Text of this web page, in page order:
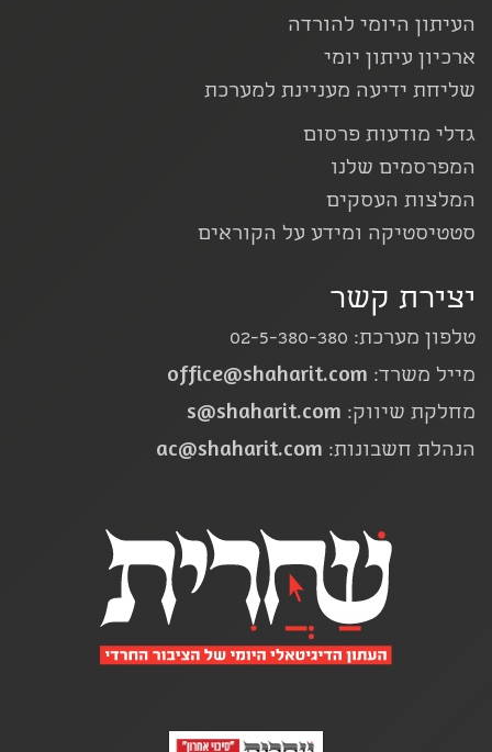
העיתון היומי להורדה
ארכיון עיתון יומי
שליחת ידיעה מעניינת למערכת
גדלי מודעות פרסום
המפרסמים שלנו
המלצות העסקים
סטטיסטיקה ומידע על הקוראים
יצירת קשר
טלפון מערכת: 02-5-380-380
מייל משרד: office@shaharit.com
מחלקת שיווק: s@shaharit.com
הנהלת חשבונות: ac@shaharit.com